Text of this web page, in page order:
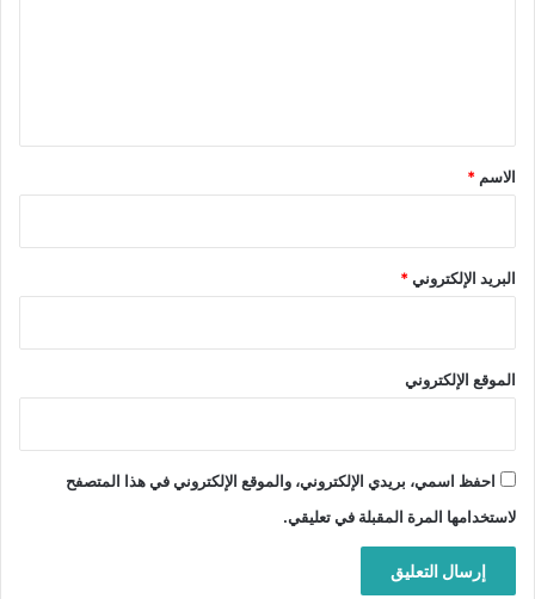
*
الاسم *
البريد الإلكتروني*
الموقع الإلكتروني
احفظ اسمي، بريدي الإلكتروني، والموقع الإلكتروني في هذا المتصفح
لاستخدامها المرة المقبلة في تعليقي.